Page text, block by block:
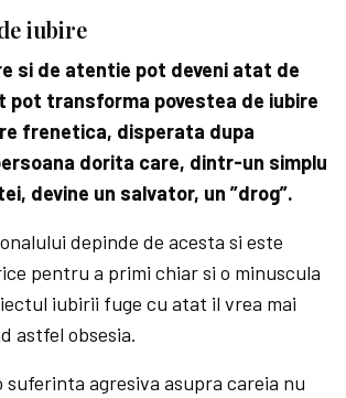
iubire
si de atentie pot deveni atat de
pot transforma povestea de iubire
frenetica, disperata dupa
dorita care, dintr-un simplu
devine un salvator, un ”drog”.
depinde de acesta si este
pentru a primi chiar si o minuscula
iubirii fuge cu atat il vrea mai
astfel obsesia.
suferinta agresiva asupra careia nu